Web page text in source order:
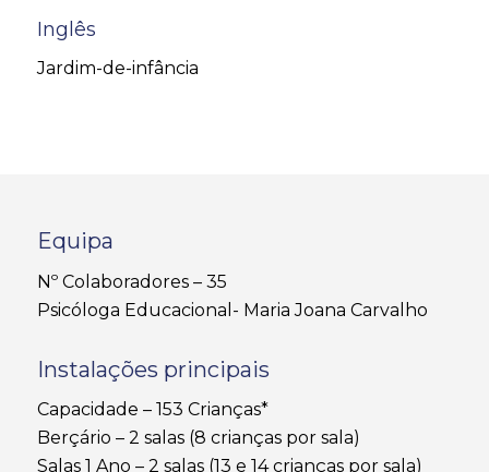
Inglês
Jardim-de-infância
Equipa
Nº Colaboradores – 35
Psicóloga Educacional- Maria Joana Carvalho
Instalações principais
Capacidade – 153 Crianças*
Berçário – 2 salas (8 crianças por sala)
Salas 1 Ano – 2 salas (13 e 14 crianças por sala)